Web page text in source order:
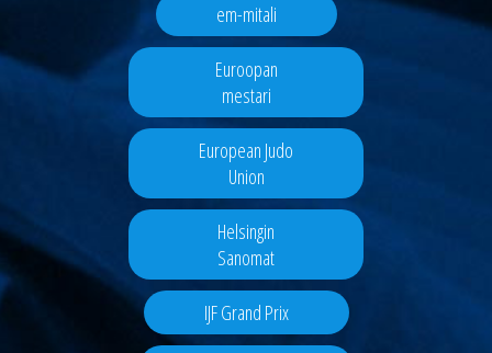
em-mitali
Euroopan
mestari
European Judo
Union
Helsingin
Sanomat
IJF Grand Prix